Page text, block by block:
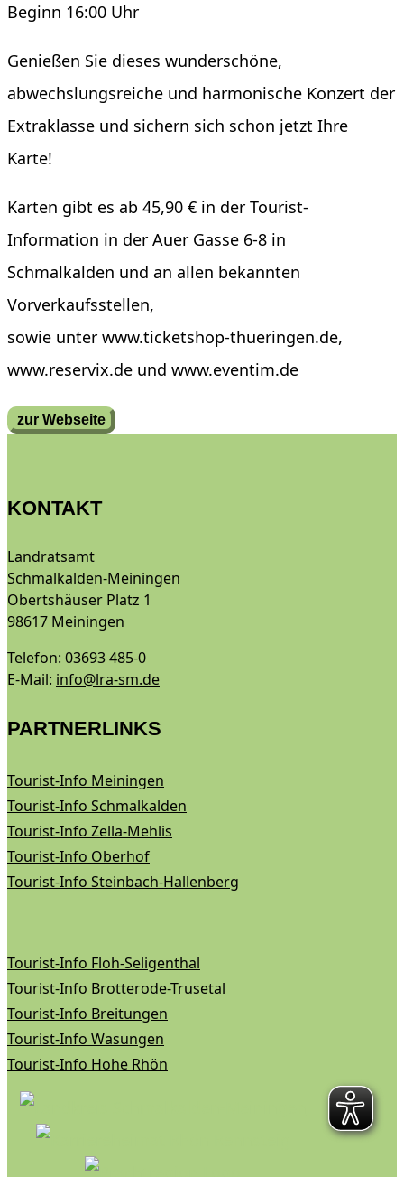
Beginn 16:00 Uhr
Genießen Sie dieses wunderschöne,
abwechslungsreiche und harmonische Konzert der
Extraklasse und sichern sich schon jetzt Ihre
Karte!
Karten gibt es ab 45,90 € in der Tourist-
Information in der Auer Gasse 6-8 in
Schmalkalden und an allen bekannten
Vorverkaufsstellen,
sowie unter www.ticketshop-thueringen.de,
www.reservix.de und www.eventim.de
zur Webseite
KONTAKT
Landratsamt
Schmalkalden-Meiningen
Obertshäuser Platz 1
98617 Meiningen
Telefon: 03693 485-0
E-Mail: info@lra-sm.de
PARTNERLINKS
Tourist-Info Meiningen
Tourist-Info Schmalkalden
Tourist-Info Zella-Mehlis
Tourist-Info Oberhof
Tourist-Info Steinbach-Hallenberg
Tourist-Info Floh-Seligenthal
Tourist-Info Brotterode-Trusetal
Tourist-Info Breitungen
Tourist-Info Wasungen
Tourist-Info Hohe Rhön